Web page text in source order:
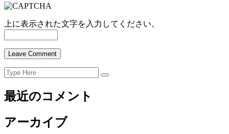
上に表示された文字を入力してください。
Search
for:
Search
最近のコメント
アーカイブ